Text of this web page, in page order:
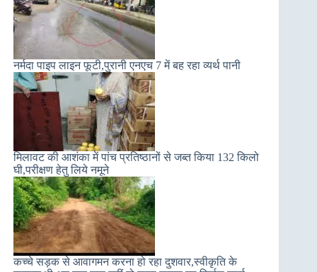
नर्मदा पाइप लाइन फूटी,पुरानी एनएच 7 में बह रहा व्यर्थ पानी
मिलावट की आशंका में पांच प्रतिष्ठानों से जब्त किया 132 किलो
घी,परीक्षण हेतु लिये नमूने
कच्चे सड़क से आवागमन करना हो रहा दुशवार,स्वीकृति के